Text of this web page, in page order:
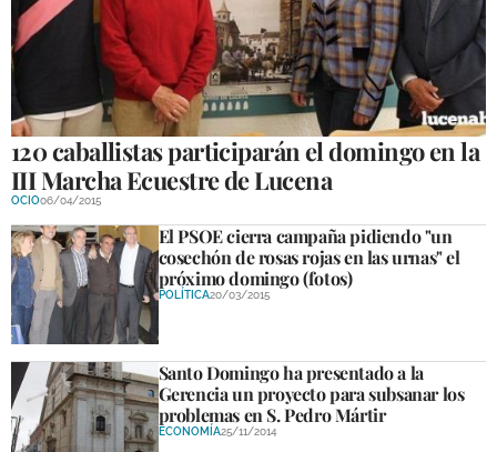
120 caballistas participarán el domingo en la
III Marcha Ecuestre de Lucena
OCIO06/04/2015
El PSOE cierra campaña pidiendo "un
cosechón de rosas rojas en las urnas" el
próximo domingo (fotos)
POLÍTICA20/03/2015
Santo Domingo ha presentado a la
Gerencia un proyecto para subsanar los
problemas en S. Pedro Mártir
ECONOMÍA25/11/2014